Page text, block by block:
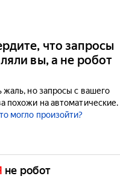
что запросы
вы, а не робот
жаль, но запросы с вашего
похожи на автоматические.
могло произойти?
Я не робот